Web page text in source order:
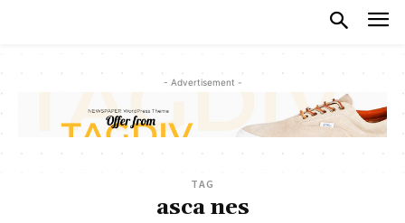
- Advertisement -
TAG
asca nes